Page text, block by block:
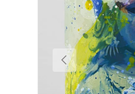
Vorherige